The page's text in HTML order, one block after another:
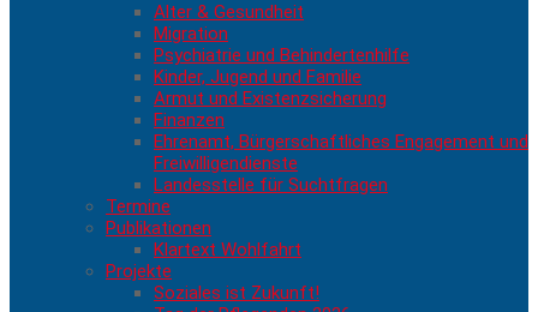
Alter & Gesundheit
Migration
Psychiatrie und Behindertenhilfe
Kinder, Jugend und Familie
Armut und Existenzsicherung
Finanzen
Ehrenamt, Bürgerschaftliches Engagement und
Freiwilligendienste
Landesstelle für Suchtfragen
Termine
Publikationen
Klartext Wohlfahrt
Projekte
Soziales ist Zukunft!